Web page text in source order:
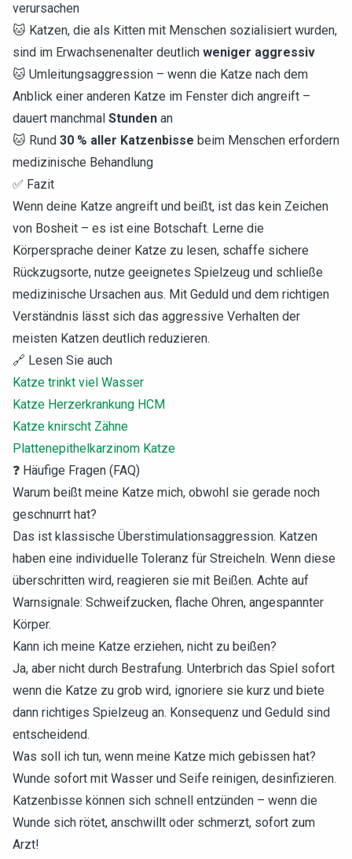
verursachen
🐱 Katzen, die als Kitten mit Menschen sozialisiert wurden,
sind im Erwachsenenalter deutlich weniger aggressiv
🐱 Umleitungsaggression – wenn die Katze nach dem
Anblick einer anderen Katze im Fenster dich angreift –
dauert manchmal Stunden an
🐱 Rund 30 % aller Katzenbisse beim Menschen erfordern
medizinische Behandlung
✅ Fazit
Wenn deine Katze angreift und beißt, ist das kein Zeichen
von Bosheit – es ist eine Botschaft. Lerne die
Körpersprache deiner Katze zu lesen, schaffe sichere
Rückzugsorte, nutze geeignetes Spielzeug und schließe
medizinische Ursachen aus. Mit Geduld und dem richtigen
Verständnis lässt sich das aggressive Verhalten der
meisten Katzen deutlich reduzieren.
🔗 Lesen Sie auch
Katze trinkt viel Wasser
Katze Herzerkrankung HCM
Katze knirscht Zähne
Plattenepithelkarzinom Katze
❓ Häufige Fragen (FAQ)
Warum beißt meine Katze mich, obwohl sie gerade noch
geschnurrt hat?
Das ist klassische Überstimulationsaggression. Katzen
haben eine individuelle Toleranz für Streicheln. Wenn diese
überschritten wird, reagieren sie mit Beißen. Achte auf
Warnsignale: Schweifzucken, flache Ohren, angespannter
Körper.
Kann ich meine Katze erziehen, nicht zu beißen?
Ja, aber nicht durch Bestrafung. Unterbrich das Spiel sofort
wenn die Katze zu grob wird, ignoriere sie kurz und biete
dann richtiges Spielzeug an. Konsequenz und Geduld sind
entscheidend.
Was soll ich tun, wenn meine Katze mich gebissen hat?
Wunde sofort mit Wasser und Seife reinigen, desinfizieren.
Katzenbisse können sich schnell entzünden – wenn die
Wunde sich rötet, anschwillt oder schmerzt, sofort zum
Arzt!